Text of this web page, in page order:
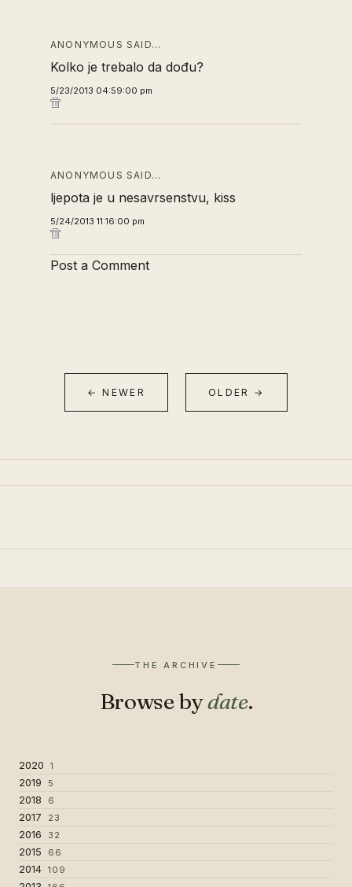
ANONYMOUS SAID…
Kolko je trebalo da dođu?
5/23/2013 04:59:00 pm
ANONYMOUS SAID…
ljepota je u nesavrsenstvu, kiss
5/24/2013 11:16:00 pm
Post a Comment
← NEWER OLDER →
THE ARCHIVE
Browse bydate.
2020 1
2019 5
2018 6
2017 23
2016 32
2015 66
2014 109